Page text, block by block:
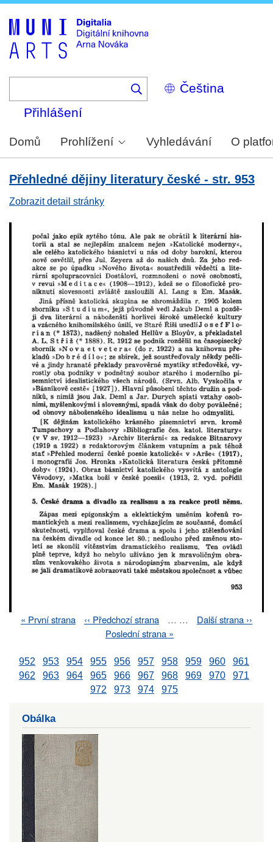
Select
your
Přihlášení
Domů Prohlížení Vyhledávání O
Přehledné dějiny literatury české - str. 953
Zobrazit detail stránky
First
« První strana
Previous
‹‹ Předchozí strana … …
Next
Další strana ››
Last
Poslední strana »
952 953 954 955 956 957 958 959 960
961
962
963 964 965 966 967 968 969 970
971
972
973 974 975
Obálka